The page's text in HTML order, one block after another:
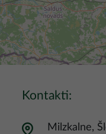
Kontakti:
Milzkalne,